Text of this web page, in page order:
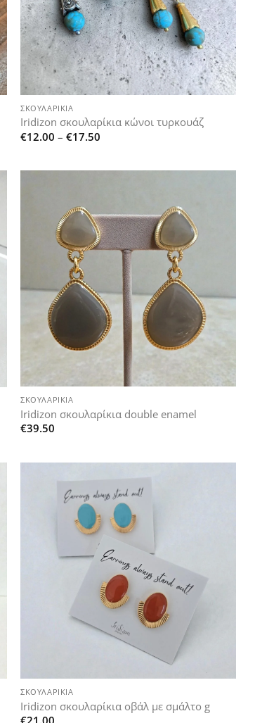
+
ΣΚΟΥΛΑΡΊΚΙΑ
Iridizon σκουλαρίκια κώνοι τυρκουάζ
€12.00 – €17.50
through
ΣΚΟΥΛΑΡΊΚΙΑ
Iridizon σκουλαρίκια double enamel
€39.50
ΣΚΟΥΛΑΡΊΚΙΑ
Iridizon σκουλαρίκια οβάλ με σμάλτο g
€21.00